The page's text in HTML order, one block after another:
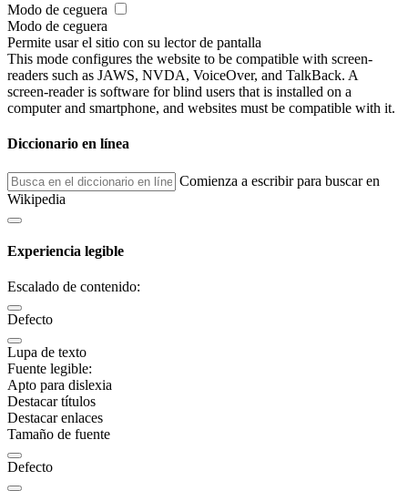
Modo de ceguera
Modo de ceguera
Permite usar el sitio con su lector de pantalla
This mode configures the website to be compatible with screen-
readers such as JAWS, NVDA, VoiceOver, and TalkBack. A
screen-reader is software for blind users that is installed on a
computer and smartphone, and websites must be compatible with it.
Diccionario en línea
Comienza a escribir para buscar en
Wikipedia
Experiencia legible
Escalado de contenido:
Defecto
Lupa de texto
Fuente legible:
Apto para dislexia
Destacar títulos
Destacar enlaces
Tamaño de fuente
Defecto